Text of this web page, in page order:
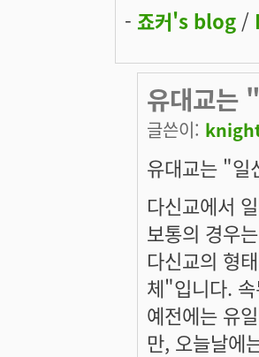
- 죠커's blog /
유대교는
글쓴이:
유대교는 "일
다신교에서
보통의 경우
다신교의 형
체"입니다.
예전에는 유
만, 오늘날에